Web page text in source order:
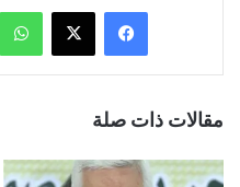
فيسبوك ‫X
مقالات ذات صلة